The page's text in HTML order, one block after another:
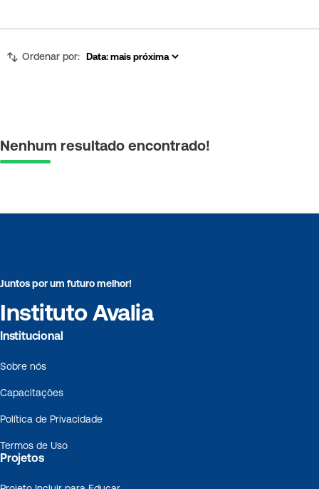
Ordenar por:
Nenhum resultado encontrado!
Juntos por um futuro melhor!
Instituto Avalia
Institucional
Sobre nós
Capacitações
Política de Privacidade
Termos de Uso
Projetos